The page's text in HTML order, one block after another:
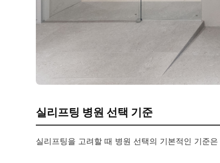
실리프팅 병원 선택 기준
실리프팅을 고려할 때 병원 선택의 기본적인 기준